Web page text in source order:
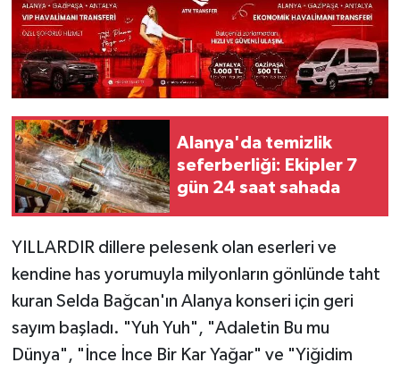
Alanya'da temizlik
seferberliği: Ekipler 7
gün 24 saat sahada
YILLARDIR dillere pelesenk olan eserleri ve
kendine has yorumuyla milyonların gönlünde taht
kuran Selda Bağcan'ın Alanya konseri için geri
sayım başladı. "Yuh Yuh", "Adaletin Bu mu
Dünya", "İnce İnce Bir Kar Yağar" ve "Yiğidim